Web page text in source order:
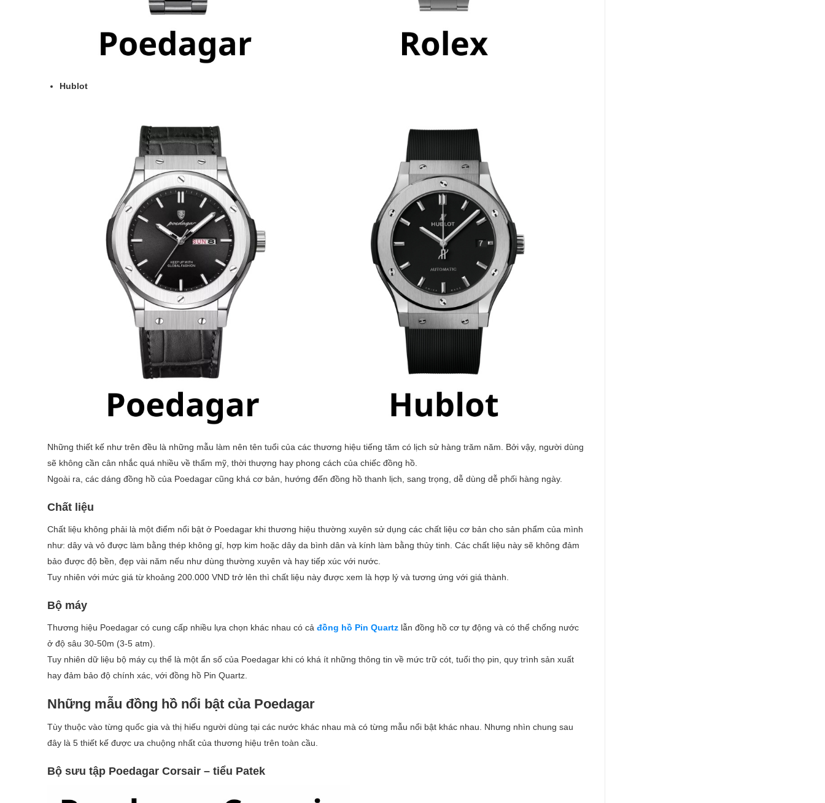
Hublot
Những thiết kế như trên đều là những mẫu làm nên tên tuổi của các thương hiệu tiếng tăm có lịch sử hàng trăm năm. Bởi vậy, người dùng
sẽ không cần cân nhắc quá nhiều về thẩm mỹ, thời thượng hay phong cách của chiếc đồng hồ.
Ngoài ra, các dáng đồng hồ của Poedagar cũng khá cơ bản, hướng đến đồng hồ thanh lịch, sang trọng, dễ dùng dễ phối hàng ngày.
Chất liệu
Chất liệu không phải là một điểm nổi bật ở Poedagar khi thương hiệu thường xuyên sử dụng các chất liệu cơ bản cho sản phẩm của mình
như: dây và vỏ được làm bằng thép không gỉ, hợp kim hoặc dây da bình dân và kính làm bằng thủy tinh. Các chất liệu này sẽ không đảm
bảo được độ bền, đẹp vài năm nếu như dùng thường xuyên và hay tiếp xúc với nước.
Tuy nhiên với mức giá từ khoảng 200.000 VND trở lên thì chất liệu này được xem là hợp lý và tương ứng với giá thành.
Bộ máy
Thương hiệu Poedagar có cung cấp nhiều lựa chọn khác nhau có cả đồng hồ Pin Quartz lẫn đồng hồ cơ tự động và có thể chống nước
ở độ sâu 30-50m (3-5 atm).
Tuy nhiên dữ liệu bộ máy cụ thể là một ẩn số của Poedagar khi có khá ít những thông tin về mức trữ cót, tuổi thọ pin, quy trình sản xuất
hay đảm bảo độ chính xác, với đồng hồ Pin Quartz.
Những mẫu đồng hồ nổi bật của Poedagar
Tùy thuộc vào từng quốc gia và thị hiếu người dùng tại các nước khác nhau mà có từng mẫu nổi bật khác nhau. Nhưng nhìn chung sau
đây là 5 thiết kế được ưa chuộng nhất của thương hiệu trên toàn cầu.
Bộ sưu tập Poedagar Corsair – tiểu Patek